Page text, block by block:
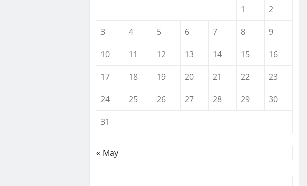
1
2
3
4 5 6 7 8
9
10
11 12 13 14 15
16
17
18 19 20 21 22
23
24
25 26 27 28 29
30
31
« May